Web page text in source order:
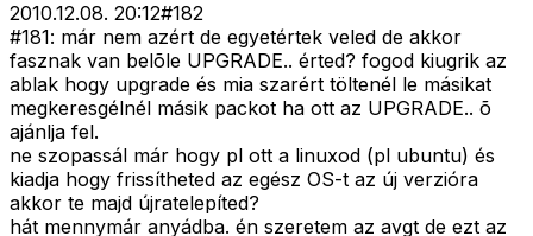
2010.12.08. 20:12#182
#181: már nem azért de egyetértek veled de akkor
fasznak van belõle UPGRADE.. érted? fogod kiugrik az
ablak hogy upgrade és mia szarért töltenél le másikat
megkeresgélnél másik packot ha ott az UPGRADE.. õ
ajánlja fel.
ne szopassál már hogy pl ott a linuxod (pl ubuntu) és
kiadja hogy frissítheted az egész OS-t az új verzióra
akkor te majd újratelepíted?
hát mennymár anyádba. én szeretem az avgt de ezt az